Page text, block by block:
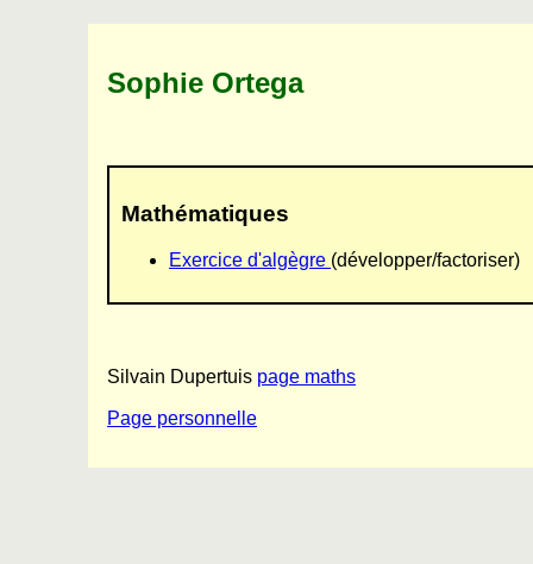
Sophie Ortega
Mathématiques
Exercice d'algègre (développer/factoriser)
Silvain Dupertuis page maths
Page personnelle